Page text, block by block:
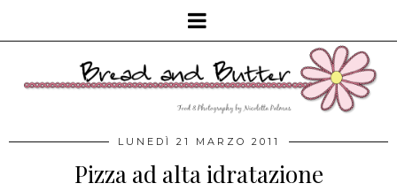
LUNEDÌ 21 MARZO 2011
Pizza ad alta idratazione